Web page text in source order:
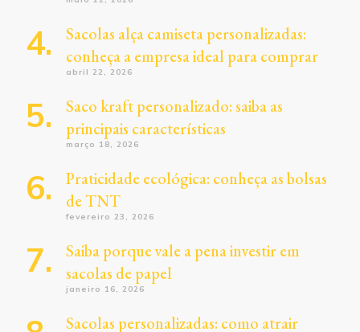
Sacolas alça camiseta personalizadas:
conheça a empresa ideal para comprar
abril 22, 2026
Saco kraft personalizado: saiba as
principais características
março 18, 2026
Praticidade ecológica: conheça as bolsas
de TNT
fevereiro 23, 2026
Saiba porque vale a pena investir em
sacolas de papel
janeiro 16, 2026
Sacolas personalizadas: como atrair